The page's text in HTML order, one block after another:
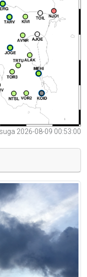
2026-08-09 00:53:00